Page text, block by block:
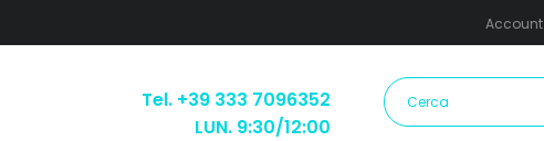
Account
Tel. +39 333 7096352
LUN. 9:30/12:00